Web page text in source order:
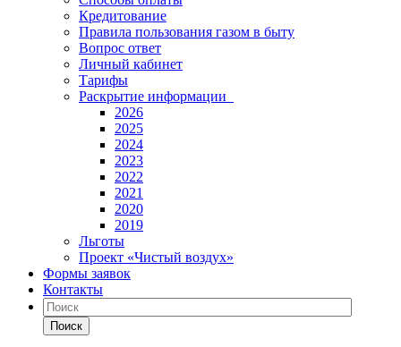
Кредитование
Правила пользования газом в быту
Вопрос ответ
Личный кабинет
Тарифы
Раскрытие информации
2026
2025
2024
2023
2022
2021
2020
2019
Льготы
Проект «Чистый воздух»
Формы заявок
Контакты
Поиск